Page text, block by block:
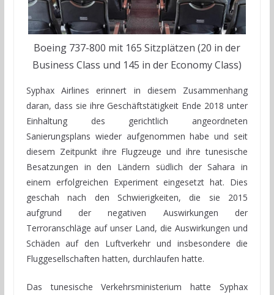
Boeing 737-800 mit 165 Sitzplätzen (20 in der
Business Class und 145 in der Economy Class)
Syphax Airlines erinnert in diesem Zusammenhang
daran, dass sie ihre Geschäftstätigkeit Ende 2018 unter
Einhaltung des gerichtlich angeordneten
Sanierungsplans wieder aufgenommen habe und seit
diesem Zeitpunkt ihre Flugzeuge und ihre tunesische
Besatzungen in den Ländern südlich der Sahara in
einem erfolgreichen Experiment eingesetzt hat. Dies
geschah nach den Schwierigkeiten, die sie 2015
aufgrund der negativen Auswirkungen der
Terroranschläge auf unser Land, die Auswirkungen und
Schäden auf den Luftverkehr und insbesondere die
Fluggesellschaften hatten, durchlaufen hatte.
Das tunesische Verkehrsministerium hatte Syphax